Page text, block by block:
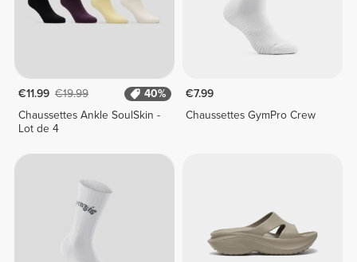
€11.99 €19.99
40%
Chaussettes Ankle SoulSkin -
Lot de 4
€7.99
Chaussettes GymPro Crew